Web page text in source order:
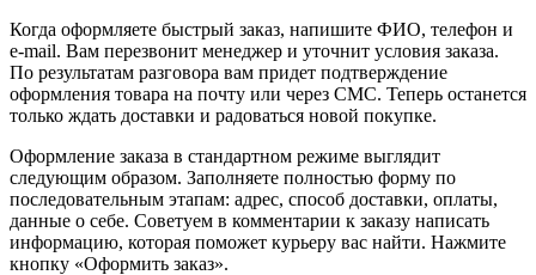
Когда оформляете быстрый заказ, напишите ФИО, телефон и
e-mail. Вам перезвонит менеджер и уточнит условия заказа.
По результатам разговора вам придет подтверждение
оформления товара на почту или через СМС. Теперь останется
только ждать доставки и радоваться новой покупке.
Оформление заказа в стандартном режиме выглядит
следующим образом. Заполняете полностью форму по
последовательным этапам: адрес, способ доставки, оплаты,
данные о себе. Советуем в комментарии к заказу написать
информацию, которая поможет курьеру вас найти. Нажмите
кнопку «Оформить заказ».